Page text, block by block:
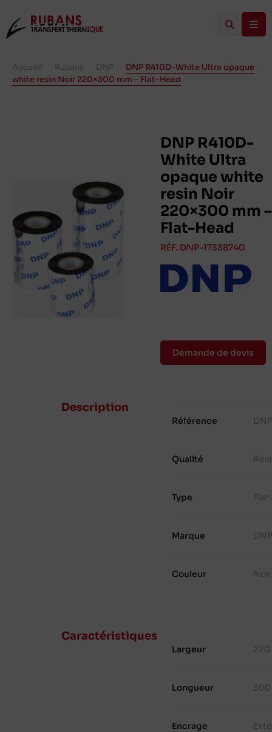
Accueil Rubans DNP
DNP R410D-White Ultra opaque
white resin Noir 220×300 mm – Flat-Head
DNP R410D-
White Ultra
opaque white
resin Noir
220×300 mm –
Flat-Head
RÉF. DNP-17338740
Demande de devis
Description
Référence
Qualité
Type
Marque
Couleur Noir
Caractéristiques
Largeur 220
Longueur 300
Encrage